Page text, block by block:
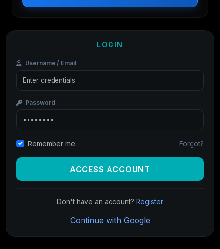
LOGIN
Username / Email
Password
Remember me Forgot?
ACCESS ACCOUNT
Don't have an account? Register
Continue with Google